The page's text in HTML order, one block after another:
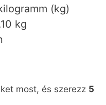
(kg)
kg
most, és szerezz 5